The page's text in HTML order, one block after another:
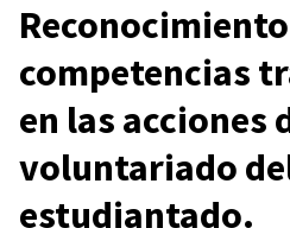
competencias
en las acciones
voluntariado
estudiantado.